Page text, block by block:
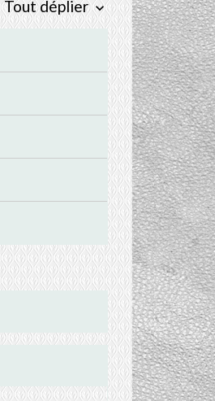
Tout déplier keyboard_arrow_down